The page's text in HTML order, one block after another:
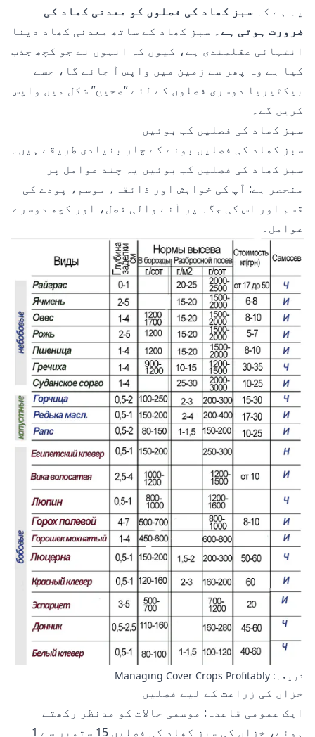
یہ ہے کہ سبز کھاد کی فصلوں کو معدنی کھاد کی
ضرورت ہوتی ہے۔ سبز کھاد کے ساتھ معدنی کھاد دینا
انتہائی عقلمندی ہے، کیوں کہ انہوں نے جو کچھ جذب
کیا ہے وہ پھر سے زمین میں واپس آ جائے گا، جسے
بیکٹیریا دوسری فصلوں کے لئے “صحیح” شکل میں واپس
کریں گے۔
سبز کھاد کی فصلیں کب بوئیں
سبز کھاد کی فصلیں بونے کے چار بنیادی طریقے ہیں۔
سبز کھاد کی فصلیں کب بوئیں یہ چند عوامل پر
منحصر ہے: آپ کی خواہش اور ذائقہ، موسم، پودے کی
قسم اور اس کی جگہ پر آنے والی فصل، اور کچھ دوسرے
عوامل۔
ذریعہ: Managing Cover Crops Profitably
خزاں کی زراعت کے لیے فصلیں
ایک عمومی قاعدہ: موسمی حالات کو مدنظر رکھتے
ہوئے، خزاں کی سبز کھاد کی فصلیں 15 ستمبر سے 1